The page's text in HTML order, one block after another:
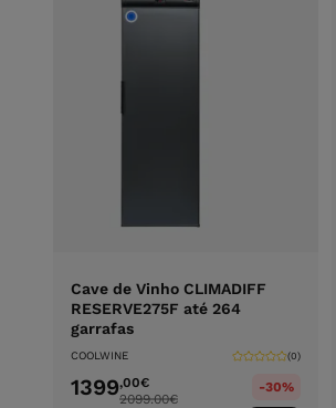
Cave de Vinho CLIMADIFF
RESERVE275F até 264
garrafas
COOLWINE (0)
1399,00€
2099.00€
-30%